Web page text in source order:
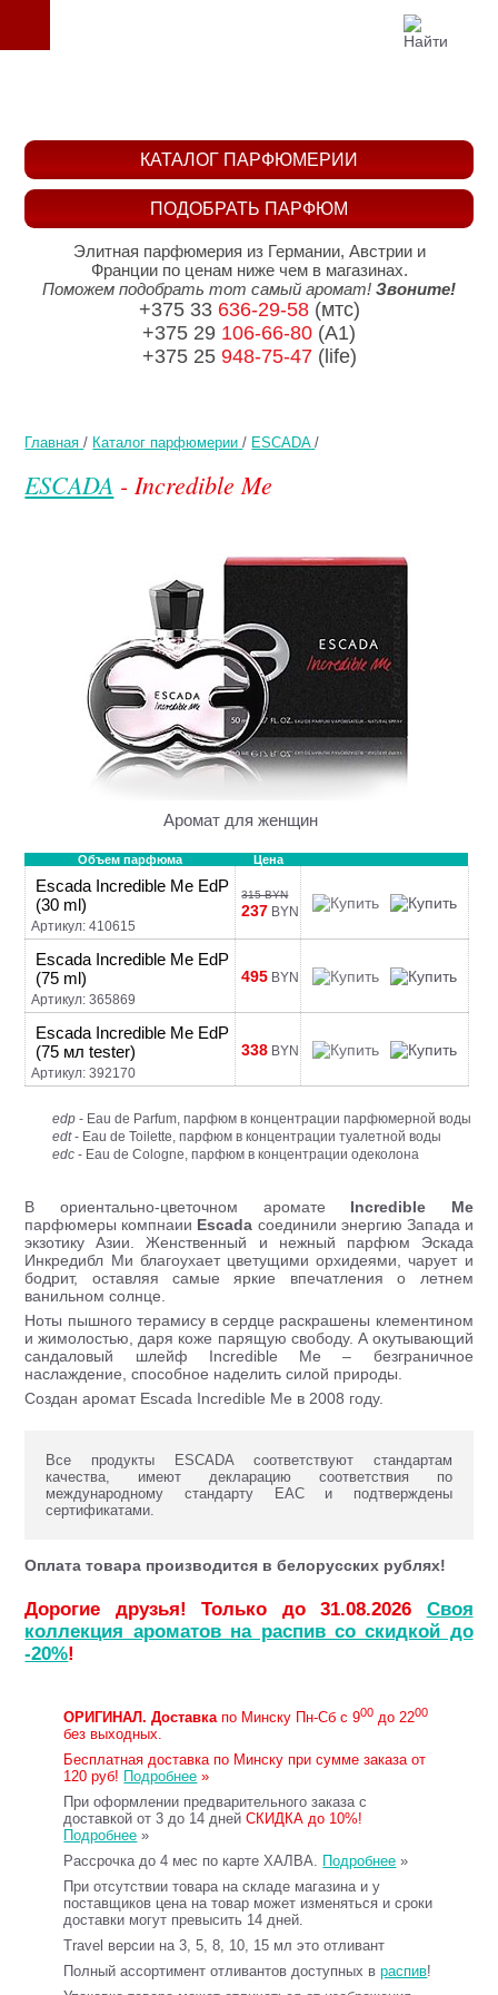
Главная / Каталог парфюмерии / ESCADA /
ESCADA - Incredible Me
Аромат для женщин
Объем парфюма Цена
Escada Incredible Me EdP
(30 ml)
Артикул: 410615
315 BYN
237 BYN
Escada Incredible Me EdP
(75 ml)
Артикул: 365869
495 BYN
Escada Incredible Me EdP
(75 мл tester)
Артикул: 392170
338 BYN
edp - Eau de Parfum, парфюм в концентрации парфюмерной воды
edt- Eau de Toilette, парфюм в концентрации туалетной воды
edc - Eau de Cologne, парфюм в концентрации одеколона
В ориентально-цветочном аромате Incredible Me
парфюмеры компнаии Escada соединили энергию Запада и
экзотику Азии. Женственный и нежный парфюм Эскада
Инкредибл Ми благоухает цветущими орхидеями, чарует и
бодрит, оставляя самые яркие впечатления о летнем
ванильном солнце.
Ноты пышного терамису в сердце раскрашены клементином
и жимолостью, даря коже парящую свободу. А окутывающий
сандаловый шлейф Incredible Me – безграничное
наслаждение, способное наделить силой природы.
Создан аромат Escada Incredible Me в 2008 году.
Все продукты ESCADA соответствуют стандартам
качества, имеют декларацию соответствия по
международному стандарту ЕАС и подтверждены
сертификатами.
Оплата товара производится в белорусских рублях!
Дорогие друзья! Только до 31.08.2026 Своя
коллекция ароматов на распив со скидкой до
-20%!
ОРИГИНАЛ. Доставкапо Минску Пн-Сб с 900 до 2200
без выходных.
Бесплатная доставка по Минску при сумме заказа от
120 руб! Подробнее »
При оформлении предварительного заказа с
доставкой от 3 до 14 днейСКИДКА до 10%!
Подробнее »
Рассрочка до 4 мес по карте ХАЛВА. Подробнее »
При отсутствии товара на складе магазина и у
поставщиков цена на товар может изменяться и сроки
доставки могут превысить 14 дней.
Travel версии на 3, 5, 8, 10, 15 мл это отливант
Полный ассортимент отливантов доступных враспив!
ПОДОБРАТЬ ПАРФЮМ
КАТАЛОГ ПАРФЮМЕРИИ
Элитная парфюмерия из Германии, Австрии и
Франции по ценам ниже чем в магазинах.
Поможем подобрать тот самый аромат! Звоните!
+375 33 636-29-58(мтс)
+375 29 106-66-80 (A1)
+375 25 948-75-47(life)